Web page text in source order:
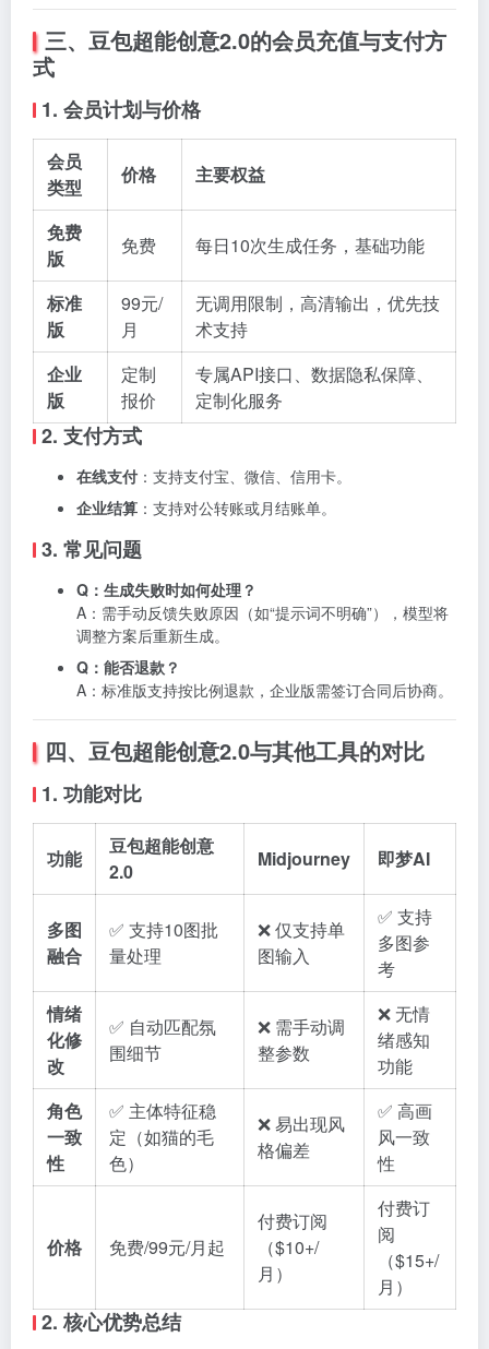
三、豆包超能创意2.0的会员充值与支付方
式
1. 会员计划与价格
会员
类型
价格 主要权益
免费
版
免费 每日10次生成任务，基础功能
标准
版
99元/
月
无调用限制，高清输出，优先技
术支持
企业
版
定制
报价
专属API接口、数据隐私保障、
定制化服务
2. 支付方式
在线支付 ：支持支付宝、微信、信用卡。
企业结算 ：支持对公转账或月结账单。
3. 常见问题
Q：生成失败时如何处理？
A：需手动反馈失败原因（如“提示词不明确”），模型将
调整方案后重新生成。
Q：能否退款？
A：标准版支持按比例退款，企业版需签订合同后协商。
四、豆包超能创意2.0与其他工具的对比
1. 功能对比
功能
豆包超能创意
2.0
Midjourney 即梦AI
多图
融合
✅ 支持10图批
量处理
❌ 仅支持单
图输入
✅ 支持
多图参
考
情绪
化修
改
✅ 自动匹配氛
围细节
❌ 需手动调
整参数
❌ 无情
绪感知
功能
角色
一致
性
✅ 主体特征稳
定（如猫的毛
色）
❌ 易出现风
格偏差
✅ 高画
风一致
性
价格 免费/99元/月起
付费订阅
（$10+/
月）
付费订
阅
（$15+/
月）
2. 核心优势总结